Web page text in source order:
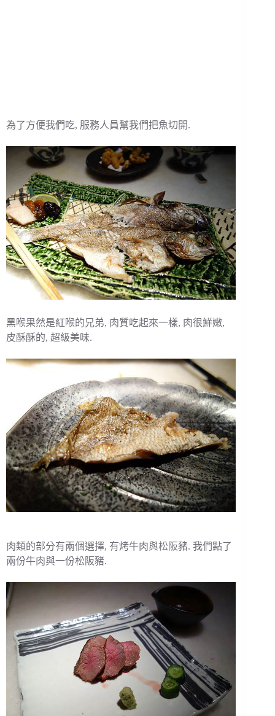
為了方便我們吃, 服務人員幫我們把魚切開.
黑喉果然是紅喉的兄弟, 肉質吃起來一樣, 肉很鮮嫩,
皮酥酥的, 超級美味.
肉類的部分有兩個選擇, 有烤牛肉與松阪豬. 我們點了
兩份牛肉與一份松阪豬.